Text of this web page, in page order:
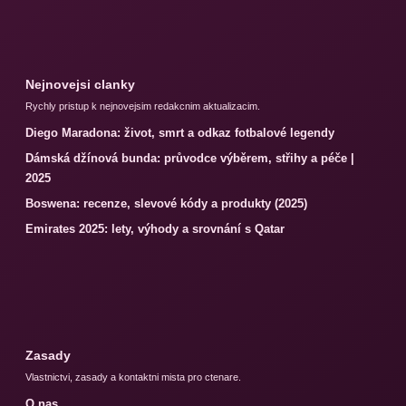
Nejnovejsi clanky
Rychly pristup k nejnovejsim redakcnim aktualizacim.
Diego Maradona: život, smrt a odkaz fotbalové legendy
Dámská džínová bunda: průvodce výběrem, střihy a péče |
2025
Boswena: recenze, slevové kódy a produkty (2025)
Emirates 2025: lety, výhody a srovnání s Qatar
Zasady
Vlastnictvi, zasady a kontaktni mista pro ctenare.